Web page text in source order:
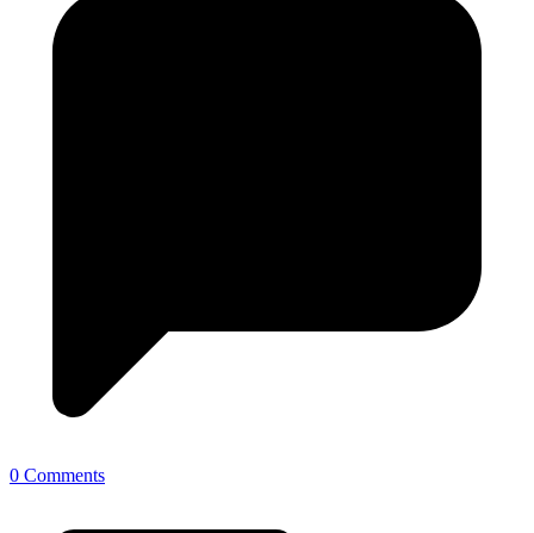
0 Comments